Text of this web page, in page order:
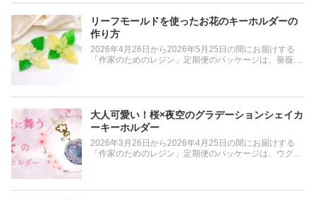
付いてきます。) 今回は定期便のオマケを活用して、こ
れから始まる夏の涼やかな夜空を閉じ込めた幻想的な夜
空チャームの作り方をご紹介いたします。 奥行きのある
パープルカラーや繊細な星の配置、ホログラムの封入方
法など作品をより美しく仕上げるための工夫もたっぷ
リーフモールドを使ったお花のキーホルダーの
作り方
2026年4月26日から2026年5月25日の間にお届けする
「作家のためのレジン」定期便のパッケージは、薔薇と
つ付いてきます。) この作品の大きな特徴は、細部まで
こだわった質感と、複数のパーツを重ねて作る立体的な
造形美です。 葉っぱパーツには緑や黄色、そして白を組
み合わせたグラデーションを施し、境目を丁寧にぼかす
ことで自然の植物のような柔らかな質感を表現しまし
大人可愛い！桜×夜空のグラデーションシェイカ
ーキーホルダー
2026年3月26日から2026年4月25日の間にお届けする
「作家のためのレジン」定期便のパッケージは、ウグイ